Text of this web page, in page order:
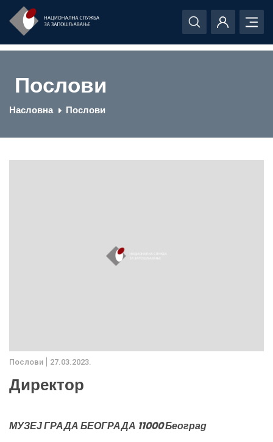
Послови
Насловна Послови
Послови 27.03.2023.
Директор
МУЗЕЈ ГРАДА БЕОГРАДА 11000 Београд